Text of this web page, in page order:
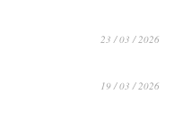
23 / 03 / 2026
19 / 03 / 2026